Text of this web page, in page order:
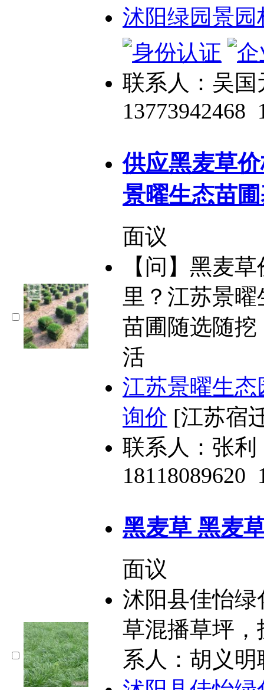
沭阳绿园景
联系人：吴国
13773942468
供应黑麦草
景曜生态苗
面议
【问】黑麦
里？江苏景
苗圃随选随
活
江苏景曜生
询价 [江苏宿
联系人：张利
18118089620
黑麦草 黑麦
面议
沭阳县佳怡
草混播草坪
系人：胡义明